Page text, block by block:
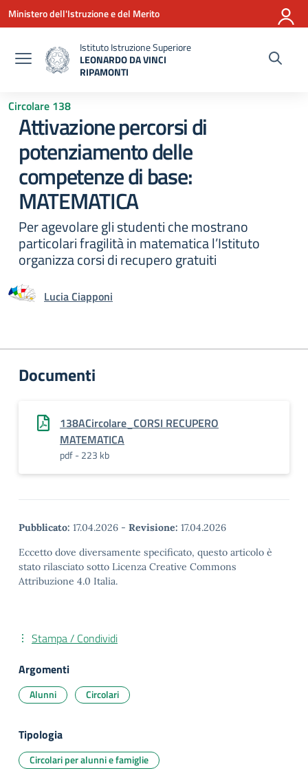
Vai ai contenuti
Vai al menu di navigazione
Vai al footer
Ministero dell'Istruzione e del Merito
Istituto Istruzione Superiore
LEONARDO DA VINCI
RIPAMONTI
Circolare 138
Attivazione percorsi di
potenziamento delle
competenze di base:
MATEMATICA
Per agevolare gli studenti che mostrano
particolari fragilità in matematica l’Istituto
organizza corsi di recupero gratuiti
Lucia Ciapponi
Documenti
138ACircolare_CORSI RECUPERO
MATEMATICA
pdf - 223 kb
Pubblicato: 17.04.2026 - Revisione: 17.04.2026
Eccetto dove diversamente specificato, questo articolo è
stato rilasciato sotto Licenza Creative Commons
Attribuzione 4.0 Italia.
Stampa / Condividi
Argomenti
Alunni Circolari
Tipologia
Circolari per alunni e famiglie